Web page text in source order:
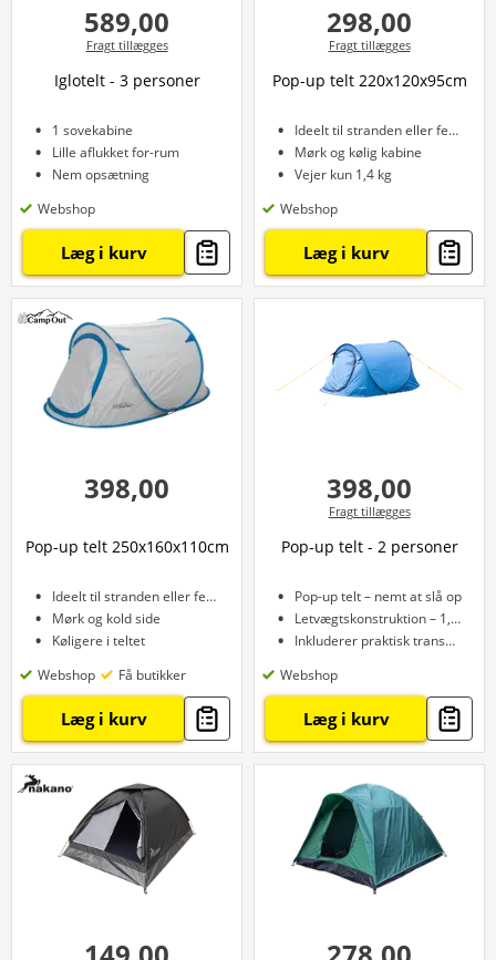
589,00
Fragt tillægges
Iglotelt - 3 personer
1 sovekabine
Lille aflukket for-rum
Nem opsætning
Webshop
Læg i kurv
298,00
Fragt tillægges
Pop-up telt 220x120x95cm
Ideelt til stranden eller festival
Mørk og kølig kabine
Vejer kun 1,4 kg
Webshop
Læg i kurv
398,00
Pop-up telt 250x160x110cm
Ideelt til stranden eller festival
Mørk og kold side
Køligere i teltet
Webshop
Få butikker
Læg i kurv
398,00
Fragt tillægges
Pop-up telt - 2 personer
Pop-up telt – nemt at slå op
Letvægtskonstruktion – 1,31 kg
Inkluderer praktisk transporttaske
Webshop
Læg i kurv